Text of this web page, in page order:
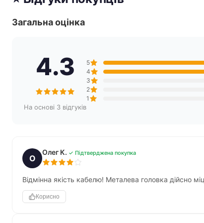
Загальна оцінка
4.3
На основі 3 відгуків
5
4
3
2
1
О
Олег К. ✓ Підтверджена покупка
Відмінна якість кабелю! Металева головка дійсно
Корисно